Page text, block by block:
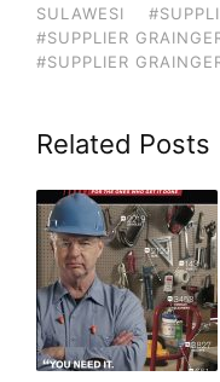
SULAWESI
#SUPPLIER
#SUPPLIER
Related Posts